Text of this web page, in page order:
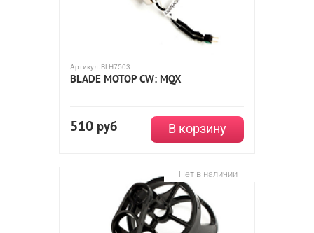
Артикул: BLH7503
BLADE МОТОР CW: MQX
510 руб В корзину
Нет в наличии